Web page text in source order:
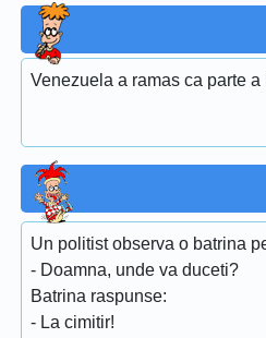
Venezuela a ramas ca parte
Un politist observa o batrina
- Doamna, unde va duceti?
Batrina raspunse:
- La cimitir!